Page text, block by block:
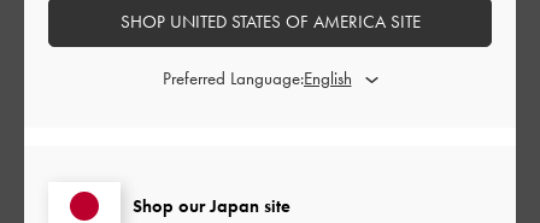
Shop our Japan site
SHOP UNITED STATES OF AMERICA SITE
Preferred Language: